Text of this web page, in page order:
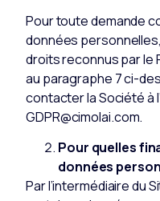
Pour toute demande
données
droits reconnus par le
au paragraphe 7 ci-
contacter la Société à
GDPR@cimolai.com.
Pour quelles
données
Par l’intermédiaire du